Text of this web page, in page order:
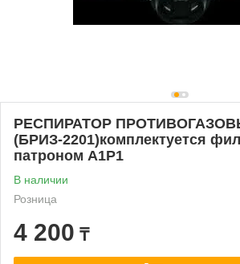
РЕСПИРАТОР
(БРИЗ-2201)комплектуется
патроном А1Р1
В наличии
Розница
4 200 ₸